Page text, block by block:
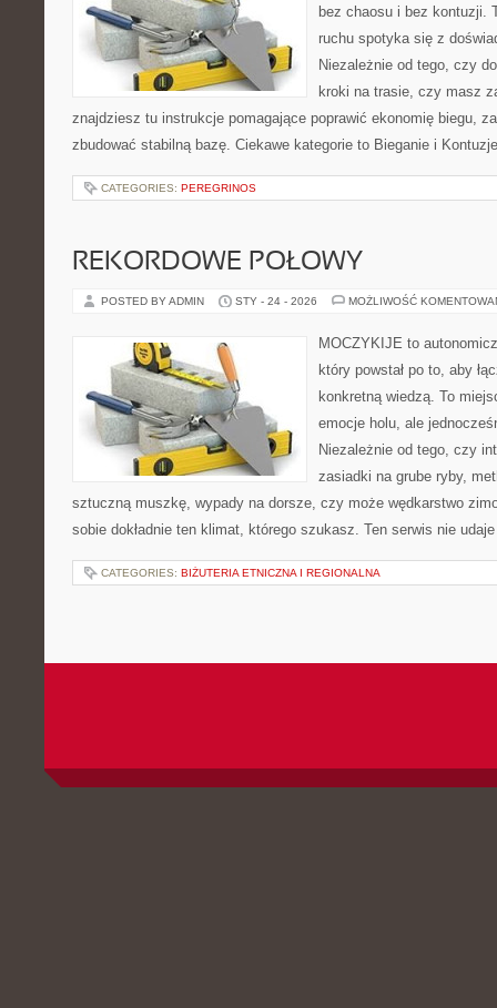
bez chaosu i bez kontuzji.
ruchu spotyka się z
Niezależnie od tego, czy
kroki na trasie, czy masz
znajdziesz tu instrukcje pomagające poprawić ekonomię biegu,
zbudować stabilną bazę. Ciekawe kategorie to Bieganie i
CATEGORIES: PEREGRINOS
REKORDOWE POŁOWY
POSTED BY ADMIN STY - 24 - 2026 MOŻLIWOŚĆ
MOCZYKIJE to
który powstał po to, aby
konkretną wiedzą. To
emocje holu, ale
Niezależnie od tego, czy
zasiadki na grube ryby,
sztuczną muszkę, wypady na dorsze, czy może wędkarstwo
sobie dokładnie ten klimat, którego szukasz. Ten serwis nie
CATEGORIES: BIŻUTERIA ETNICZNA I REGIONALNA